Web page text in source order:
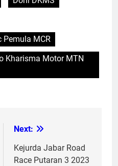
Pemula MCR
Kharisma Motor MTN
Next:
Kejurda Jabar Road
Race Putaran 3 2023